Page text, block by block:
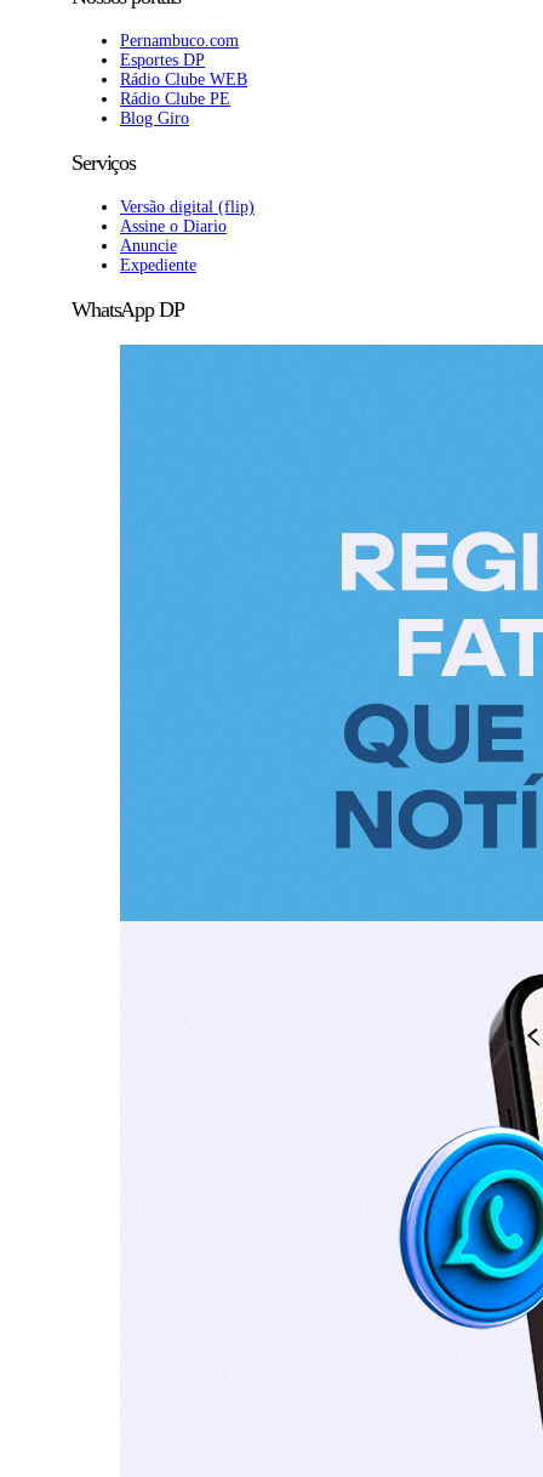
Pernambuco.com
Esportes DP
Rádio Clube WEB
Rádio Clube PE
Blog Giro
Serviços
Versão digital (flip)
Assine o Diario
Anuncie
Expediente
WhatsApp DP